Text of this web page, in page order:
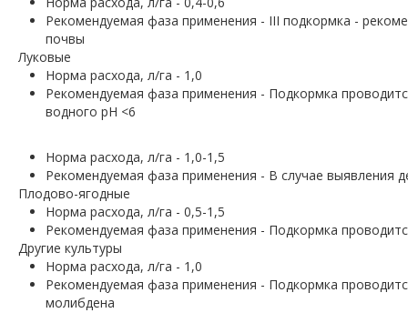
Рекомендуемая фаза применения - III подкормка -
почвы
Луковые
Норма расхода, л/га - 1,0
Рекомендуемая фаза применения - Подкормка
водного рН <6
Норма расхода, л/га - 1,0-1,5
Рекомендуемая фаза применения - В случае выявления
Плодово-ягодные
Норма расхода, л/га - 0,5-1,5
Рекомендуемая фаза применения - Подкормка
Другие культуры
Норма расхода, л/га - 1,0
Рекомендуемая фаза применения - Подкормка
молибдена